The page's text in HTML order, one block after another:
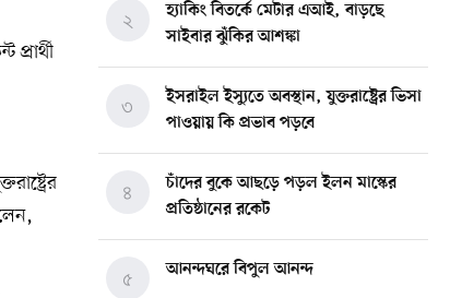
হ্যাকিং বিতর্কে মেটার এআই, বাড়ছে
সাইবার ঝুঁকির আশঙ্কা
২
ইসরাইল ইস্যুতে অবস্থান, যুক্তরাষ্ট্রের ভিসা
পাওয়ায় কি প্রভাব পড়বে
৩
চাঁদের বুকে আছড়ে পড়ল ইলন মাস্কের
প্রতিষ্ঠানের রকেট
৪
আনন্দঘরে বিপুল আনন্দ
৫